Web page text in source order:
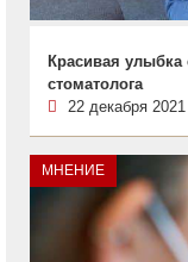
Красивая
стоматолога
22 декабря 2021
МНЕНИЕ